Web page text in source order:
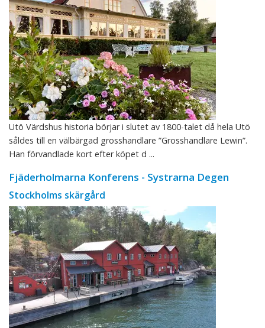
Utö Värdshus historia börjar i slutet av 1800-talet då hela Utö
såldes till en välbärgad grosshandlare ”Grosshandlare Lewin”.
Han förvandlade kort efter köpet d ...
Fjäderholmarna Konferens - Systrarna Degen
Stockholms skärgård